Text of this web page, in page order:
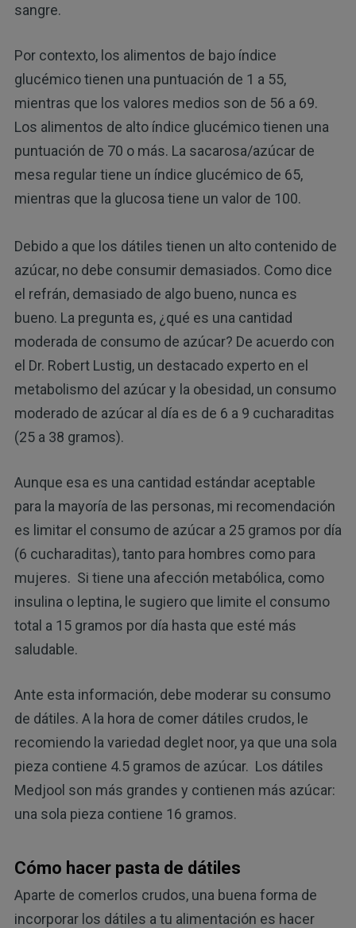
sangre.
Por contexto, los alimentos de bajo índice
glucémico tienen una puntuación de 1 a 55,
mientras que los valores medios son de 56 a 69.
Los alimentos de alto índice glucémico tienen una
puntuación de 70 o más. La sacarosa/azúcar de
mesa regular tiene un índice glucémico de 65,
mientras que la glucosa tiene un valor de 100.
Debido a que los dátiles tienen un alto contenido de
azúcar, no debe consumir demasiados. Como dice
el refrán, demasiado de algo bueno, nunca es
bueno. La pregunta es, ¿qué es una cantidad
moderada de consumo de azúcar? De acuerdo con
el Dr. Robert Lustig, un destacado experto en el
metabolismo del azúcar y la obesidad, un consumo
moderado de azúcar al día es de 6 a 9 cucharaditas
(25 a 38 gramos).
Aunque esa es una cantidad estándar aceptable
para la mayoría de las personas, mi recomendación
es limitar el consumo de azúcar a 25 gramos por día
(6 cucharaditas), tanto para hombres como para
mujeres. Si tiene una afección metabólica, como
insulina o leptina, le sugiero que limite el consumo
total a 15 gramos por día hasta que esté más
saludable.
Ante esta información, debe moderar su consumo
de dátiles. A la hora de comer dátiles crudos, le
recomiendo la variedad deglet noor, ya que una sola
pieza contiene 4.5 gramos de azúcar. Los dátiles
Medjool son más grandes y contienen más azúcar:
una sola pieza contiene 16 gramos.
Cómo hacer pasta de dátiles
Aparte de comerlos crudos, una buena forma de
incorporar los dátiles a tu alimentación es hacer